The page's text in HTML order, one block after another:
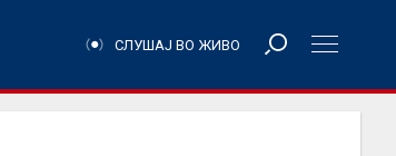
СЛУШАЈ ВО ЖИВО